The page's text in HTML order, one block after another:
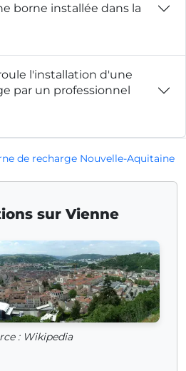
borne installée dans la
l'installation d'une
par un professionnel
de recharge Nouvelle-Aquitaine
sur Vienne
: Wikipedia